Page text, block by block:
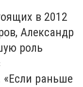
в 2012
Александр
роль
«Если раньше